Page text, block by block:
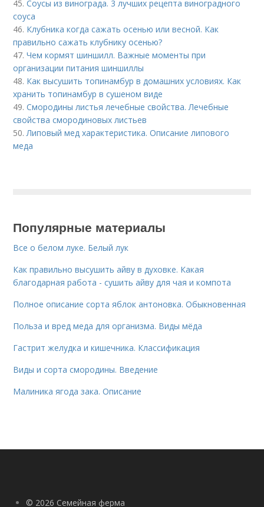
45.Соусы из винограда. 3 лучших рецепта виноградного
соуса
46. Клубника когда сажать осенью или весной. Как
правильно сажать клубнику осенью?
47.Чем кормят шиншилл. Важные моменты при
организации питания шиншиллы
48. Как высушить топинамбур в домашних условиях. Как
хранить топинамбур в сушеном виде
49.Смородины листья лечебные свойства. Лечебные
свойства смородиновых листьев
50.Липовый мед характеристика. Описание липового
меда
Популярные материалы
Все о белом луке. Белый лук
Как правильно высушить айву в духовке. Какая
благодарная работа - сушить айву для чая и компота
Полное описание сорта яблок антоновка. Обыкновенная
Польза и вред меда для организма. Виды мёда
Гастрит желудка и кишечника. Классификация
Виды и сорта смородины. Введение
Малиника ягода зака. Описание
© 2026 Семейная ферма